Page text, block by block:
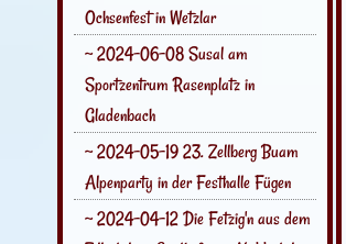
Ochsenfest in Wetzlar
~ 2024-06-08 Susal am
Sportzentrum Rasenplatz in
Gladenbach
~ 2024-05-19 23. Zellberg Buam
Alpenparty in der Festhalle Fügen
~ 2024-04-12 Die Fetzig'n aus dem